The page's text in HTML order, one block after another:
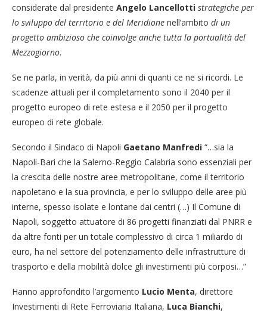
considerate dal presidente Angelo Lancellotti strategiche per
lo sviluppo del territorio e del Meridione nell’ambito di un
progetto ambizioso che coinvolge anche tutta la portualità del
Mezzogiorno.
Se ne parla, in verità, da più anni di quanti ce ne si ricordi. Le
scadenze attuali per il completamento sono il 2040 per il
progetto europeo di rete estesa e il 2050 per il progetto
europeo di rete globale.
Secondo il Sindaco di Napoli Gaetano Manfredi “…sia la
Napoli-Bari che la Salerno-Reggio Calabria sono essenziali per
la crescita delle nostre aree metropolitane, come il territorio
napoletano e la sua provincia, e per lo sviluppo delle aree più
interne, spesso isolate e lontane dai centri (…) Il Comune di
Napoli, soggetto attuatore di 86 progetti finanziati dal PNRR e
da altre fonti per un totale complessivo di circa 1 miliardo di
euro, ha nel settore del potenziamento delle infrastrutture di
trasporto e della mobilità dolce gli investimenti più corposi…”
Hanno approfondito l’argomento Lucio Menta, direttore
Investimenti di Rete Ferroviaria Italiana, Luca Bianchi,